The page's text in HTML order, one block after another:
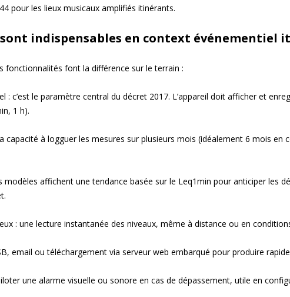
pour les lieux musicaux amplifiés itinérants.
indispensables en context événementiel
fonctionnalités font la différence sur le terrain :
: c’est le paramètre central du décret 2017. L’appareil doit afficher et
1 h).
capacité à logguer les mesures sur plusieurs mois (idéalement 6 mois
modèles affichent une tendance basée sur le Leq1min pour anticiper les
: une lecture instantanée des niveaux, même à distance ou en
email ou téléchargement via serveur web embarqué pour produire
une alarme visuelle ou sonore en cas de dépassement, utile en